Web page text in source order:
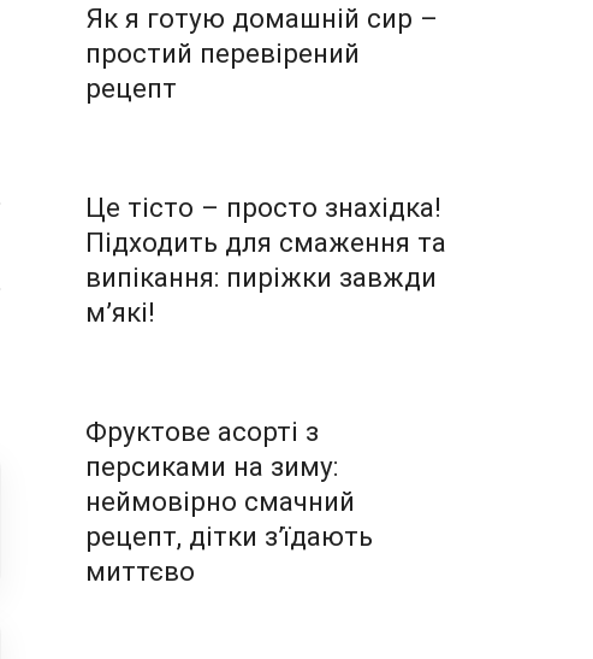
Як я готую домашній сир –
простий перевірений
рецепт
Це тісто – просто знахідка!
Підходить для смаження та
випікання: пиріжки завжди
м’які!
Фруктове асорті з
персиками на зиму:
неймовірно смачний
рецепт, дітки з’їдають
миттєво